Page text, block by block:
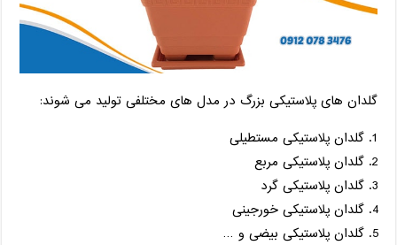
گلدان های پلاستیکی بزرگ در مدل های مختلفی تولید می شوند:
گلدان پلاستیکی مستطیلی
گلدان پلاستیکی مربع
گلدان پلاستیکی گرد
گلدان پلاستیکی خورجینی
گلدان پلاستیکی بیضی و …